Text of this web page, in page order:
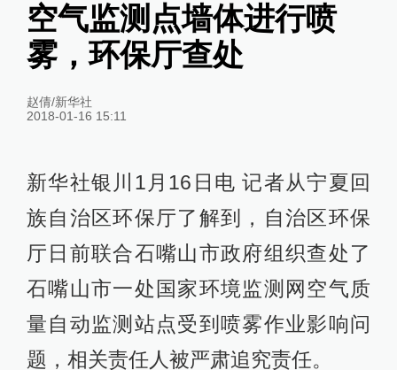
空气监测点墙体进行喷
雾，环保厅查处
赵倩/新华社
2018-01-16 15:11
新华社银川1月16日电 记者从宁夏回
族自治区环保厅了解到，自治区环保
厅日前联合石嘴山市政府组织查处了
石嘴山市一处国家环境监测网空气质
量自动监测站点受到喷雾作业影响问
题，相关责任人被严肃追究责任。